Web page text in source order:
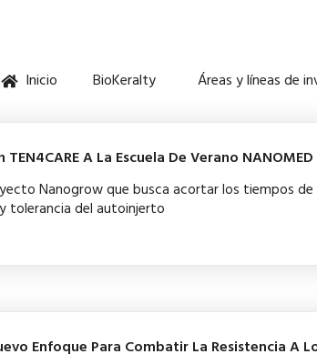
Inicio BioKeralty Áreas y líneas de
A La Escuela De Verano
Nanogrow que busca acortar los tiempos de
tolerancia del autoinjerto
Enfoque Para Combatir La Resistencia A